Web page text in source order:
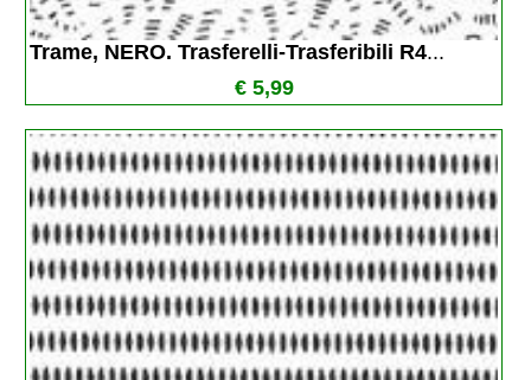
Trame, NERO. Trasferelli-Trasferibili R4...
€ 5,99